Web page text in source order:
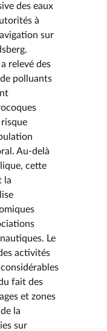
des eaux
à
sur
relevé des
polluants
Au-delà
cette
la
Le
activités
fait des
et zones
la
sur